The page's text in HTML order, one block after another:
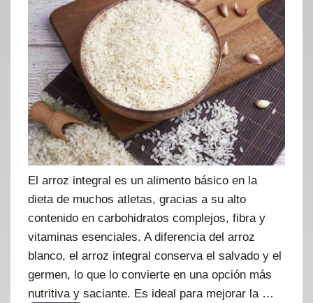
El arroz integral es un alimento básico en la
dieta de muchos atletas, gracias a su alto
contenido en carbohidratos complejos, fibra y
vitaminas esenciales. A diferencia del arroz
blanco, el arroz integral conserva el salvado y el
germen, lo que lo convierte en una opción más
nutritiva y saciante. Es ideal para mejorar la …